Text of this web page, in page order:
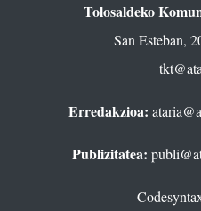
Tolosaldeko
San Esteban,
Erredakzioa:
Publizitatea: